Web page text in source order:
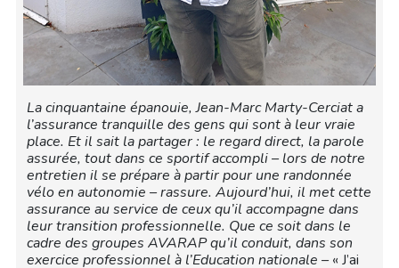
La cinquantaine épanouie, Jean-Marc Marty-Cerciat a
l’assurance tranquille des gens qui sont à leur vraie
place. Et il sait la partager : le regard direct, la parole
assurée, tout dans ce sportif accompli – lors de notre
entretien il se prépare à partir pour une randonnée
vélo en autonomie – rassure. Aujourd’hui, il met cette
assurance au service de ceux qu’il accompagne dans
leur transition professionnelle. Que ce soit dans le
cadre des groupes AVARAP qu’il conduit, dans son
exercice professionnel à l’Education nationale –« J’ai